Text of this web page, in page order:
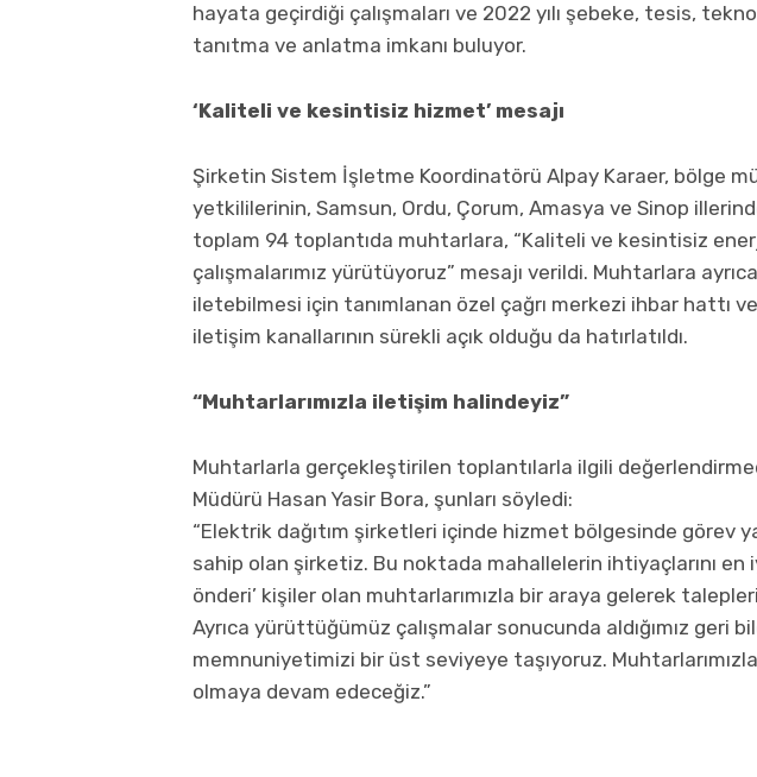
hayata geçirdiği çalışmaları ve 2022 yılı şebeke, tesis,
tanıtma ve anlatma imkanı buluyor.
‘Kaliteli ve kesintisiz hizmet’ mesajı
Şirketin Sistem İşletme Koordinatörü Alpay Karaer, bölge
yetkililerinin, Samsun, Ordu, Çorum, Amasya ve Sinop
toplam 94 toplantıda muhtarlara, “Kaliteli ve kesintisiz
çalışmalarımız yürütüyoruz” mesajı verildi. Muhtarlara ayrıca
iletebilmesi için tanımlanan özel çağrı merkezi ihbar hattı
iletişim kanallarının sürekli açık olduğu da hatırlatıldı.
“Muhtarlarımızla iletişim halindeyiz”
Muhtarlarla gerçekleştirilen toplantılarla ilgili
Müdürü Hasan Yasir Bora, şunları söyledi:
“Elektrik dağıtım şirketleri içinde hizmet bölgesinde görev
sahip olan şirketiz. Bu noktada mahallelerin ihtiyaçlarını en
önderi’ kişiler olan muhtarlarımızla bir araya gelerek
Ayrıca yürüttüğümüz çalışmalar sonucunda aldığımız geri
memnuniyetimizi bir üst seviyeye taşıyoruz.
olmaya devam edeceğiz.”